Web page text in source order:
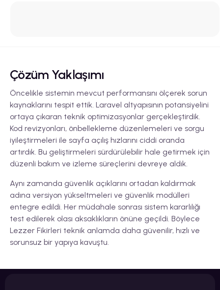
Çözüm Yaklaşımı
Öncelikle sistemin mevcut performansını ölçerek sorun
kaynaklarını tespit ettik. Laravel altyapısının potansiyelini
ortaya çıkaran teknik optimizasyonlar gerçekleştirdik.
Kod revizyonları, önbellekleme düzenlemeleri ve sorgu
iyileştirmeleri ile sayfa açılış hızlarını ciddi oranda
artırdık. Bu geliştirmeleri sürdürülebilir hale getirmek için
düzenli bakım ve izleme süreçlerini devreye aldık.
Aynı zamanda güvenlik açıklarını ortadan kaldırmak
adına versiyon yükseltmeleri ve güvenlik modülleri
entegre edildi. Her müdahale sonrası sistem kararlılığı
test edilerek olası aksaklıkların önüne geçildi. Böylece
Lezzer Fikirleri teknik anlamda daha güvenilir, hızlı ve
sorunsuz bir yapıya kavuştu.